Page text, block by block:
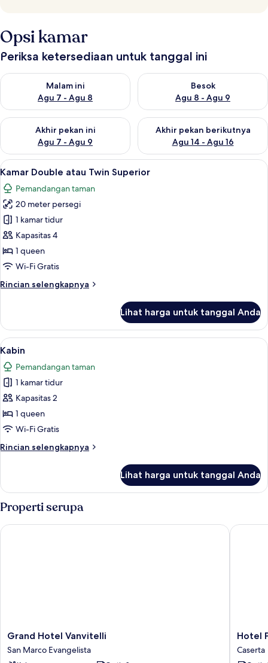
Opsi kamar
Periksa ketersediaan untuk tanggal ini
Malam ini
Agu 7 - Agu 8
Periksa ketersediaan untuk malam ini Agu 7 - Agu 8
Besok
Agu 8 - Agu 9
Periksa ketersediaan untuk
Akhir pekan ini
Agu 7 - Agu 9
Periksa ketersediaan untuk akhir pekan ini Agu 7 - Agu 9
Akhir pekan berikutnya
Agu 14 - Agu 16
Periksa ketersediaan untuk
Lihat
semua
foto
untuk
Kamar
Double
atau
Twin
Seprai Frette Italia, seprai premium,
30
Kamar Double atau Twin Superior
Pemandangan taman
20 meter persegi
1 kamar tidur
Kapasitas 4
1 queen
Wi-Fi Gratis
Rincian selengkapnya
Rincian
Kamar
Double
atau
Superior
Lihat harga untuk tanggal Anda
Lihat
semua
foto
untuk
Kabin
Seprai Frette Italia, seprai premium,
6
Kabin
Pemandangan taman
1 kamar tidur
Kapasitas 2
1 queen
Wi-Fi Gratis
Rincian selengkapnya
Rincian
Kabin
Lihat harga untuk tanggal Anda
Properti serupa
Grand
Hotel
Vanvitelli
Grand Hotel Vanvitelli
San Marco Evangelista
Grand Hotel Vanvitelli
Hotel
Plana
Caserta
Hotel
Caserta
Hotel